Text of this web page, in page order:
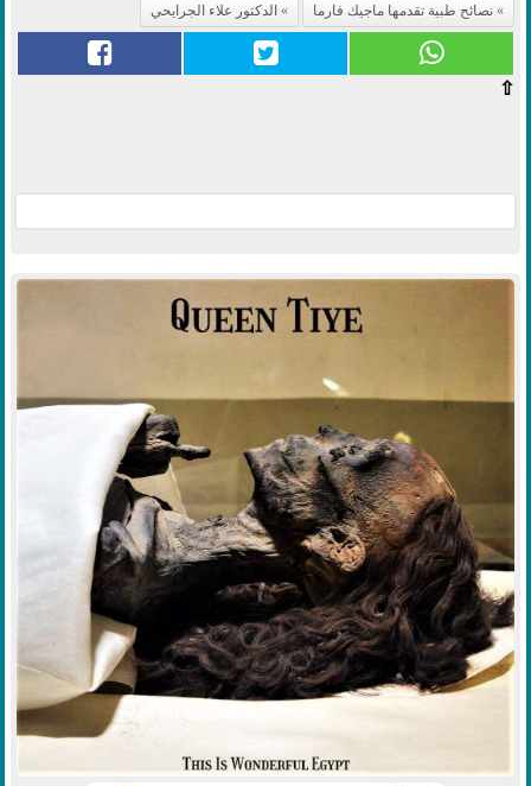
نصائح طبية تقدمها ماجيك فارما
الدكتور علاء الجرايحي
⇧